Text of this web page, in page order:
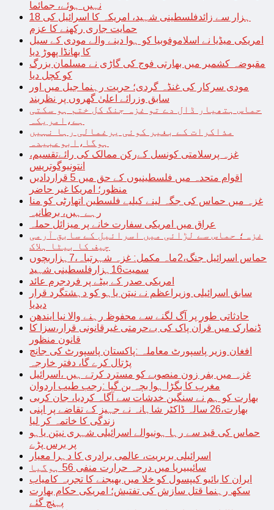
نہیں ہوئے، جمائما
18 ہزار سے زائدفلسطینی شہید، امریکہ کا اسرائیل کی
حمایت جاری رکھنے کا عزم
امریکی میڈیا نے اسلاموفوبیا کو ہوا دینے والے مودی کے سیل
کا بھانڈا پھوڑ دیا
مقبوضہ کشمیر میں بھارتی فوج کی گاڑی نے مسلمان بزرگ
کو کچل دیا
مودی سرکار کی غنڈہ گردی؛ حریت رہنما جیل میں اور
سابق وزرائے اعلیٰ گھروں پر نظربند
حماس ہتھیار ڈال دے تو غزہ جنگ کل ختم ہو سکتی
ہے،امریکہ
مذاکرات کے بغیر کوئی یرغمالی رہا نہیں
ہوگا،ابوعبیدہ
غزہ پرسلامتی کونسل کےرکن ممالک کی رائےتقسیم،
انتونیوگوتریس
اقوام متحدہ میں فلسطینیوں کے حق میں 5 قراردادیں
منظور؛ امریکا غیر حاضر
غزہ میں حماس کی جگہ لینے کیلیے فلسطین اتھارٹی کو منا
رہے ہیں، برطانیہ
عراق میں امریکی سفارت خانے پر میزائل حملہ
غزہ؛ حماس سے لڑائی میں اسرائیل کے سابق آرمی
چیف کا بیٹا ہلاک
حماس اسرائیل جنگ،2ماہ مکمل: غزہ شہرتباہ،7ہزاربچوں
سمیت16ہزارفلسطینی شہید
امریکی صدر کے بیٹے پر فردجرم عائد
سابق اسرائیلی وزیراعظم نے نیتن یاہو کو دہشتگرد قرار
دیدیا
حادثاتی طور پر آگ لگنے سے محفوظ رہنے والا نیا ایندھن
ڈنمارک میں قرآن پاک کی بےحرمتی غیرقانونی قرار،سزا کا
قانون منظور
افغان وزیر پاسپورٹ معاملہ :پاکستان پاسپورٹ کی جانچ
پڑتال کرے گا، دفتر خارجہ
غزہ میں بفر زون منصوبے کو مسترد کرتے ہیں ،اسرائیل
مغرب کا بگڑا ہوا بچہ بن گیا :رجب طیب اردوان
بھارت کو ہم نے سنگین خدشات سے آگاہ کردیا، جان کربی
بھارت،26 سالہ ڈاکٹر شاہانہ نے جہیز کے تقاضے پر اپنی
زندگی کا خاتمہ کر لیا
حماس کی قید سے رہا ہونیوالے اسرائیلی شہری نیتن یاہو
پر برس پڑے
اسرائیلی بربریت، عالمی برادری کا دہرا معیار
سائیبیریا میں درجہ حرارت منفی 56 ہوگیا
ایران کا بائیو کیپسول کو خلا میں بھیجنے کا تجربہ کامیاب
سکھ رہنما قتل سازش کی تفتیش؛ امریکی حکام بھارت
پہنچ گئے